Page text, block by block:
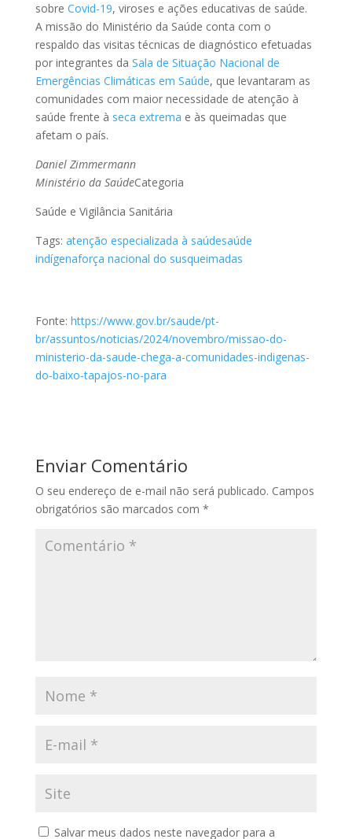
sobre Covid-19, viroses e ações educativas de saúde.
A missão do Ministério da Saúde conta com o
respaldo das visitas técnicas de diagnóstico efetuadas
por integrantes da Sala de Situação Nacional de
Emergências Climáticas em Saúde, que levantaram as
comunidades com maior necessidade de atenção à
saúde frente à seca extrema e às queimadas que
afetam o país.
Daniel Zimmermann
Ministério da SaúdeCategoria
Saúde e Vigilância Sanitária
Tags: atenção especializada à saúdesaúde
indígenaforça nacional do susqueimadas
Fonte: https://www.gov.br/saude/pt-
br/assuntos/noticias/2024/novembro/missao-do-
ministerio-da-saude-chega-a-comunidades-indigenas-
do-baixo-tapajos-no-para
Enviar Comentário
O seu endereço de e-mail não será publicado. Campos
obrigatórios são marcados com *
Salvar meus dados neste navegador para a